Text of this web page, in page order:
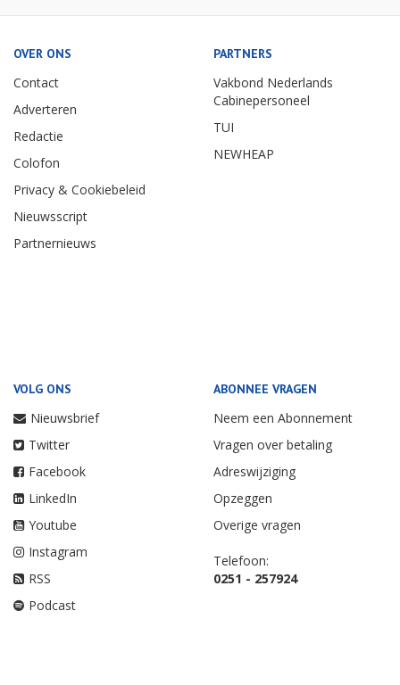
OVER ONS
Contact
Adverteren
Redactie
Colofon
Privacy & Cookiebeleid
Nieuwsscript
Partnernieuws
PARTNERS
Vakbond Nederlands
Cabinepersoneel
TUI
NEWHEAP
VOLG ONS
Nieuwsbrief
Twitter
Facebook
LinkedIn
Youtube
Instagram
RSS
Podcast
ABONNEE VRAGEN
Neem een Abonnement
Vragen over betaling
Adreswijziging
Opzeggen
Overige vragen
Telefoon:
0251 - 257924